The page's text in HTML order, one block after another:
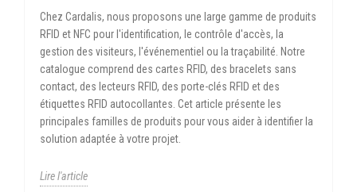
Chez Cardalis, nous proposons une large gamme de produits
RFID et NFC pour l'identification, le contrôle d'accès, la
gestion des visiteurs, l'événementiel ou la traçabilité. Notre
catalogue comprend des cartes RFID, des bracelets sans
contact, des lecteurs RFID, des porte-clés RFID et des
étiquettes RFID autocollantes. Cet article présente les
principales familles de produits pour vous aider à identifier la
solution adaptée à votre projet.
Lire l'article